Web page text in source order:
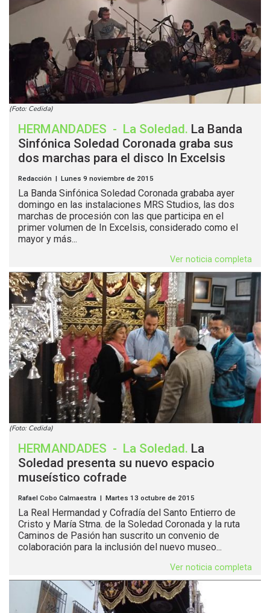
(Foto: Cedida)
HERMANDADES - La Soledad. La Banda
Sinfónica Soledad Coronada graba sus
dos marchas para el disco In Excelsis
Redacción | Lunes 9 noviembre de 2015
La Banda Sinfónica Soledad Coronada grababa ayer
domingo en las instalaciones MRS Studios, las dos
marchas de procesión con las que participa en el
primer volumen de In Excelsis, considerado como el
mayor y más...
Ver noticia completa
(Foto: Cedida)
HERMANDADES - La Soledad. La
Soledad presenta su nuevo espacio
museístico cofrade
Rafael Cobo Calmaestra | Martes 13 octubre de 2015
La Real Hermandad y Cofradía del Santo Entierro de
Cristo y María Stma. de la Soledad Coronada y la ruta
Caminos de Pasión han suscrito un convenio de
colaboración para la inclusión del nuevo museo...
Ver noticia completa